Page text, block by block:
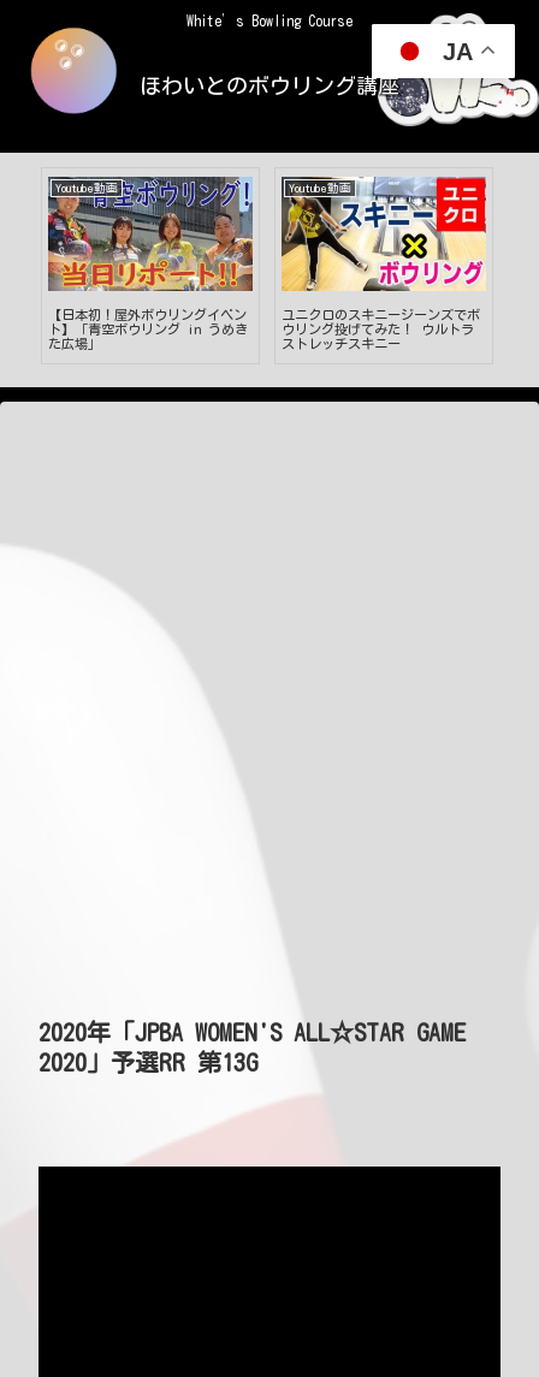
White’s Bowling Course
ほわいとのボウリング講座
Youtube動画
【日本初！屋外ボウリングイベン
ト】「青空ボウリング in うめき
た広場」
Youtube動画
ユニクロのスキニージーンズでボ
ウリング投げてみた！ ウルトラ
ストレッチスキニー
2020年「JPBA WOMEN'S ALL☆STAR GAME
2020」予選RR 第13G
JA